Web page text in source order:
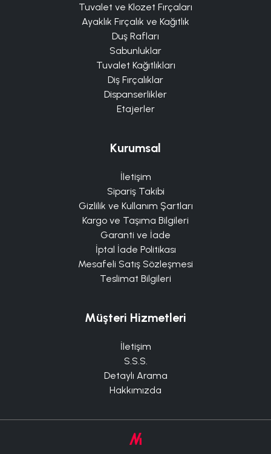
Tuvalet ve Klozet Fırçaları
Ayaklık Fırçalık ve Kağıtlık
Duş Rafları
Sabunluklar
Tuvalet Kağıtlıkları
Diş Fırçalıklar
Dispanserlikler
Etajerler
Kurumsal
İletişim
Sipariş Takibi
Gizlilik ve Kullanım Şartları
Kargo ve Taşıma Bilgileri
Garanti ve İade
İptal İade Politikası
Mesafeli Satış Sözleşmesi
Teslimat Bilgileri
Müşteri Hizmetleri
İletişim
S.S.S.
Detaylı Arama
Hakkımızda